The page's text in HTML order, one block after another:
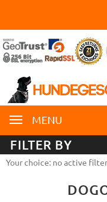
MENU
FILTER BY
Your choice: no active